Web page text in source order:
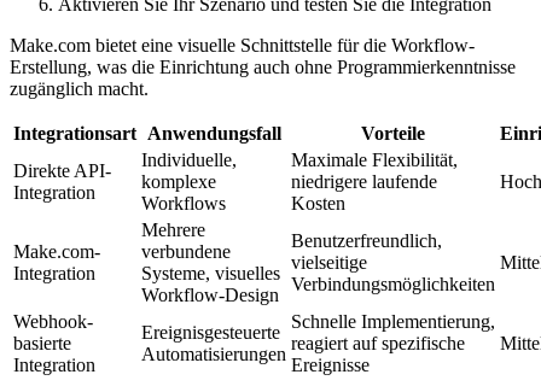
Make.com bietet eine visuelle Schnittstelle für die Workflow-
Erstellung, was die Einrichtung auch ohne Programmierkenntnisse
zugänglich macht.
Integrationsart Anwendungsfall Vorteile
Direkte API-
Integration
Individuelle,
komplexe
Workflows
Maximale Flexibilität,
niedrigere laufende
Kosten
Hoch
Make.com-
Integration
Mehrere
verbundene
Systeme, visuelles
Workflow-Design
Benutzerfreundlich,
vielseitige
Verbindungsmöglichkeiten
Webhook-
basierte
Integration
Ereignisgesteuerte
Automatisierungen
Schnelle Implementierung,
reagiert auf spezifische
Ereignisse